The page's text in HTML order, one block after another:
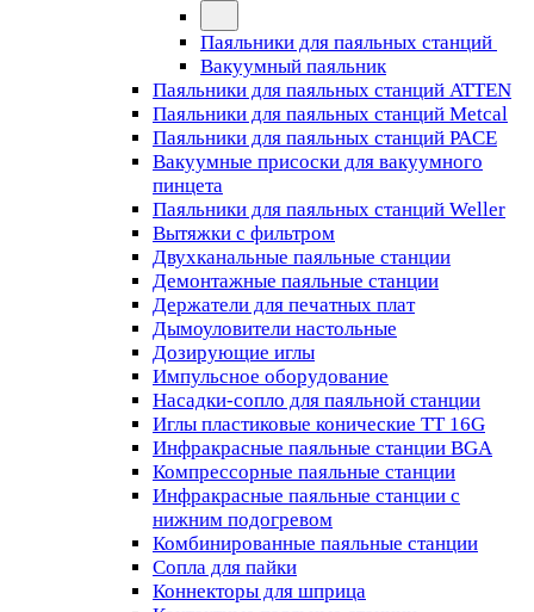
Паяльники для паяльных станций
Вакуумный паяльник
Паяльники для паяльных станций ATTEN
Паяльники для паяльных станций Metcal
Паяльники для паяльных станций PACE
Вакуумные присоски для вакуумного
пинцета
Паяльники для паяльных станций Weller
Вытяжки с фильтром
Двухканальные паяльные станции
Демонтажные паяльные станции
Держатели для печатных плат
Дымоуловители настольные
Дозирующие иглы
Импульсное оборудование
Насадки-сопло для паяльной станции
Иглы пластиковые конические TT 16G
Инфракрасные паяльные станции BGA
Компрессорные паяльные станции
Инфракрасные паяльные станции с
нижним подогревом
Комбинированные паяльные станции
Сопла для пайки
Коннекторы для шприца